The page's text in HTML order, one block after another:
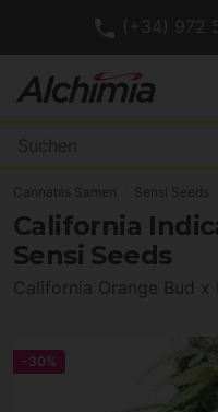
(+34) 972
Cannabis Samen Sensi Seeds
California
Sensi Seeds
California Orange Bud
-30%